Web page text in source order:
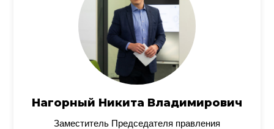
Нагорный Никита Владимирович
Заместитель Председателя правления